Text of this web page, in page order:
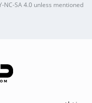
NC-SA 4.0unless mentioned